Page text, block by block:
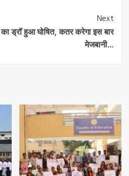
Next
ड्रॉ हुआ घोषित, कतर करेगा इस बार
मेजबानी…